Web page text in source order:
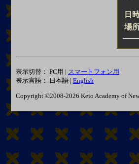
日
場
表示切替： PC用 | スマートフォン用
表示言語： 日本語 |English
Copyright ©2008-2026 Keio Academy of